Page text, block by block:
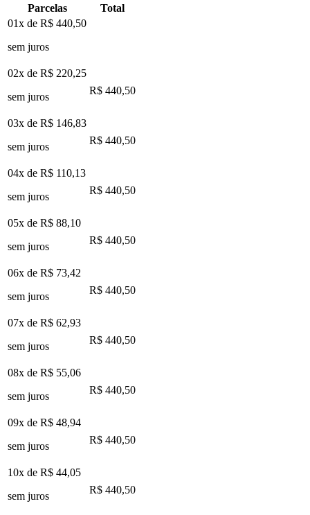
Parcelas
Total
01x de R$ 440,50
sem juros
02x de R$ 220,25
sem juros
R$ 440,50
03x de R$ 146,83
sem juros
R$ 440,50
04x de R$ 110,13
sem juros
R$ 440,50
05x de R$ 88,10
sem juros
R$ 440,50
06x de R$ 73,42
sem juros
R$ 440,50
07x de R$ 62,93
sem juros
R$ 440,50
08x de R$ 55,06
sem juros
R$ 440,50
09x de R$ 48,94
sem juros
R$ 440,50
10x de R$ 44,05
sem juros
R$ 440,50